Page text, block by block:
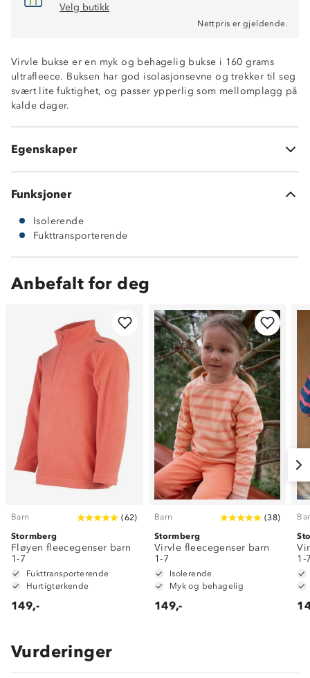
Velg butikk
Nettpris er gjeldende.
Virvle bukse er en myk og behagelig bukse i 160 grams
ultrafleece. Buksen har god isolasjonsevne og trekker til seg
svært lite fuktighet, og passer ypperlig som mellomplagg på
kalde dager.
Egenskaper
Ultrafleece 100% polyester
Funksjoner
Isolerende
Fukttransporterende
Anbefalt for deg
Barn (62)
Stormberg
Fløyen fleecegenser barn
1-7
Fukttransporterende
Hurtigtørkende
149,-
Barn (38)
Stormberg
Virvle fleecegenser barn
1-7
Isolerende
Myk og behagelig
149,-
1-
Vurderinger